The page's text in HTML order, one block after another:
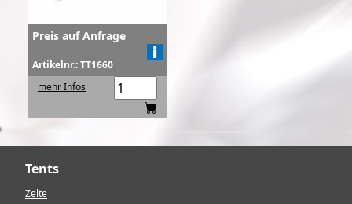
Preis auf Anfrage
Artikelnr.: TT1660
mehr Infos
Tents
Zelte